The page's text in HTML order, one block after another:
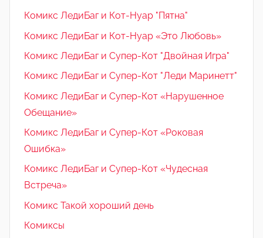
Комикс ЛедиБаг и Кот-Нуар "Пятна"
Комикс ЛедиБаг и Кот-Нуар «Это Любовь»
Комикс ЛедиБаг и Супер-Кот "Двойная Игра"
Комикс ЛедиБаг и Супер-Кот "Леди Маринетт"
Комикс ЛедиБаг и Супер-Кот «Нарушенное
Обещание»
Комикс ЛедиБаг и Супер-Кот «Роковая
Ошибка»
Комикс ЛедиБаг и Супер-Кот «Чудесная
Встреча»
Комикс Такой хороший день
Комиксы